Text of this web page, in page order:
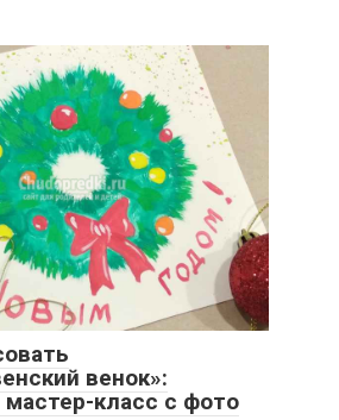
венок»:
класс с фото